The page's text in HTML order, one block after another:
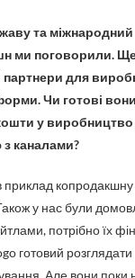
та міжнародний
ми поговорили.
партнери для
Чи готові
у виробництво
каналами?
копродакшну
у нас були
потрібно їх
готовий розглядати
Але вони поки